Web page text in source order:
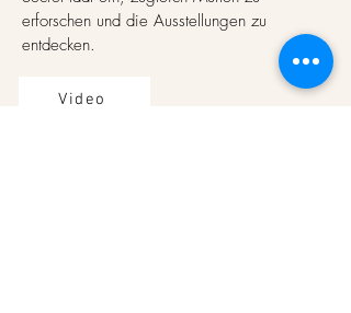
erforschen und die Ausstellungen zu
entdecken.
Video